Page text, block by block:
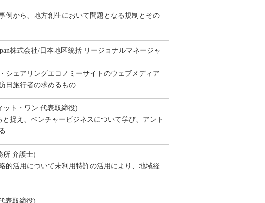
例から、地方創生において問題となる規制とその
株式会社/日本地区統括 リージョナルマネージャ
シェアリングエコノミーサイトのウェブメディア
日旅行者の求めるもの
ット・ワン 代表取締役)
捉え、ベンチャービジネスについて学び、アント
所 弁護士)
的活用について未利用特許の活用により、地域経
表取締役)